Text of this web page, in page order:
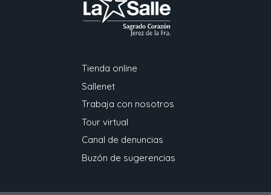
Tienda online
Sallenet
Trabaja con nosotros
Tour virtual
Canal de denuncias
Buzón de sugerencias